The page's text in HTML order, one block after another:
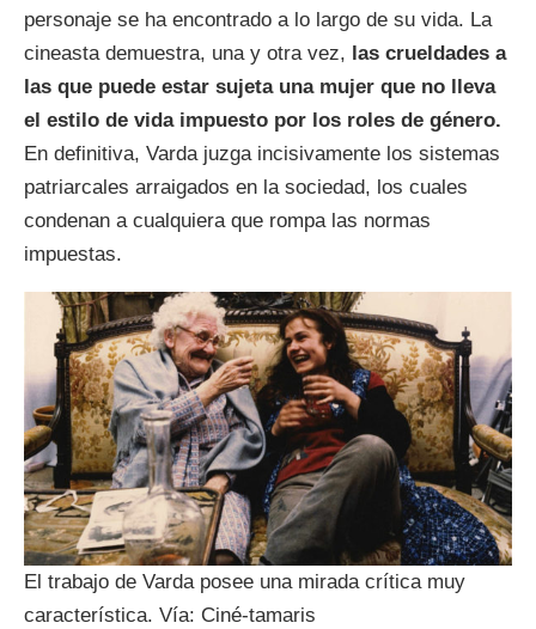
personaje se ha encontrado a lo largo de su vida. La
cineasta demuestra, una y otra vez, las crueldades a
las que puede estar sujeta una mujer que no lleva
el estilo de vida impuesto por los roles de género.
En definitiva, Varda juzga incisivamente los sistemas
patriarcales arraigados en la sociedad, los cuales
condenan a cualquiera que rompa las normas
impuestas.
El trabajo de Varda posee una mirada crítica muy
característica. Vía: Ciné-tamaris